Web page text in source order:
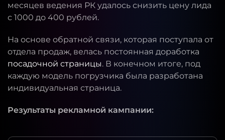
месяцев ведения РК удалось снизить цену лида
с 1000 до 400 рублей.
На основе обратной связи, которая поступала от
отдела продаж, велась постоянная доработка
посадочной страницы. В конечном итоге, под
каждую модель погрузчика была разработана
индивидуальная страница.
Результаты рекламной кампании: